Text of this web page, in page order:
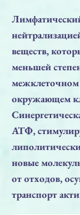
веществ,
меньшей
межклеточном
окружающем
АТФ,
новые
от отходов,
транспорт